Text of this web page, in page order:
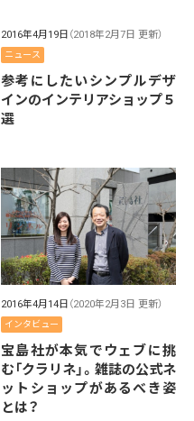
2016年4月19日 （2018年2月7日 更新）
ニュース
参考にしたいシンプルデザ
インのインテリアショップ５
選
2016年4月14日 （2020年2月3日 更新）
インタビュー
宝島社が本気でウェブに挑
む「クラリネ」。雑誌の公式ネ
ットショップがあるべき姿
とは？